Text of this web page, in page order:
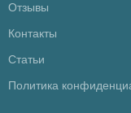
Отзывы
Контакты
Статьи
Политика